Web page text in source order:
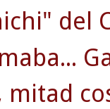
del
mitad